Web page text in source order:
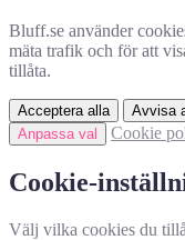
Bluff.se använder
mäta trafik och för att
tillåta.
Acceptera alla
Avvisa
Anpassa val
Cookie
Cookie-
Välj vilka cookies du